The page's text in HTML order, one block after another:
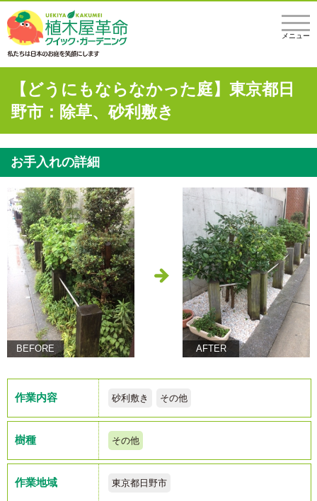
メニュー
【どうにもならなかった庭】東京都日
野市：除草、砂利敷き
お手入れの詳細
BEFORE AFTER
作業内容 砂利敷き その他
樹種 その他
作業地域 東京都日野市